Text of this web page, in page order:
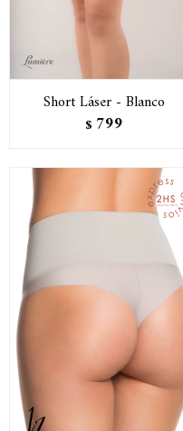
Short Láser - Blanco
$ 799